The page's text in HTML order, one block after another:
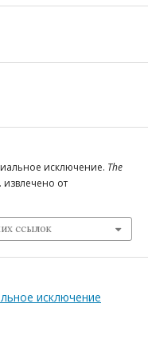
исключение. The
извлечено от
ссылок
исключение